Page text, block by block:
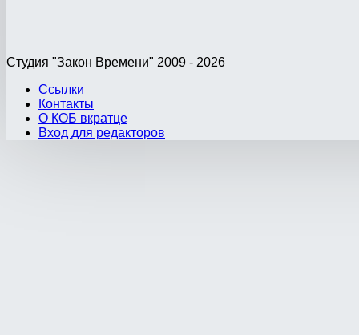
Студия "Закон Времени" 2009 - 2026
Ссылки
Контакты
О КОБ вкратце
Вход для редакторов